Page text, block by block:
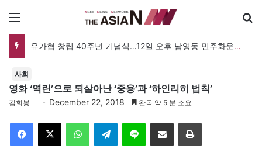
유가협 창립 40주년 기념식…12일 오후 남영동 민주화운동기념관
사회
영화 ‘역린’으로 되살아난 ‘중용’과 ‘하인리히 법칙’
김희봉 December 22, 2018 완독 약 5 분 소요
Telegram 이메일